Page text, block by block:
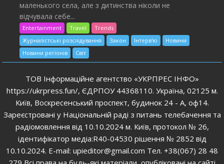
маленького села, але з дитинства ніколи не
відчувала себе...
Entertainment Travel
Trends
Журналістські розслідування
Закон Інтерв'ю
Новини
Новини регіонів
Світ
ТОВ Інформаційне агентство «УКРПРЕС ІНФО»
https://ukrpress.fun/, ЄДРПОУ 44368110. Україна, 02125 м.
Київ, Воскресенський проспект, будинок 24 - А, оф14.
Зареєстровані у Національній раді з питань телебачення та
радіомовлення від 10.10.2024 м. Київ, протокол № 26,
ідентифікатор медіа:R40-04530 рішення № 2852 від
10.10.2024. E-mail: upieditor@gmail.com Тел. +38(067) 28 48